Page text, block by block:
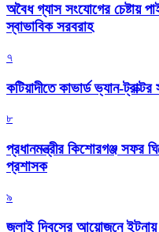
অবৈধ গ্যাস সংযোগের চেষ্টায়
স্বাভাবিক সরবরাহ
৭
কটিয়াদীতে কাভার্ড ভ্যান-
৮
প্রধানমন্ত্রীর কিশোরগঞ্জ সফর
প্রশাসক
৯
জুলাই দিবসের আয়োজনে ইটনায়